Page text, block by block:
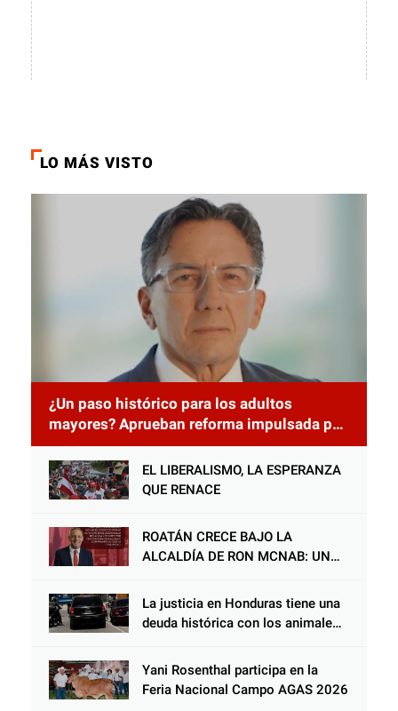
LO MÁS VISTO
¿Un paso histórico para los adultos
mayores? Aprueban reforma impulsada por
el diputado Salomón Nazar para fortalecer
su protección en HondurasEL LIBERALISMO, LA ESPERANZA
QUE RENACE
ROATÁN CRECE BAJO LA
ALCALDÍA DE RON MCNAB: UN
COMUNIDAD Y DEL PARTIDO
LIBERAL
La justicia en Honduras tiene una
deuda histórica con los animales,
peso de la ley al responsable de
Choloma es consolidar un Estado
que protege al verdugo y
Yani Rosenthal participa en la
Feria Nacional Campo AGAS 2026